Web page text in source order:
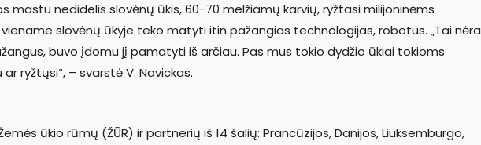
mastu nedidelis slovėnų ūkis, 60-70 melžiamų karvių, ryžtasi milijoninėms
viename slovėnų ūkyje teko matyti itin pažangias technologijas, robotus. „Tai nėra
buvo įdomu jį pamatyti iš arčiau. Pas mus tokio dydžio ūkiai tokioms
ryžtųsi“, – svarstė V. Navickas.
ūkio rūmų (ŽŪR) ir partnerių iš 14 šalių: Prancūzijos, Danijos, Liuksemburgo,